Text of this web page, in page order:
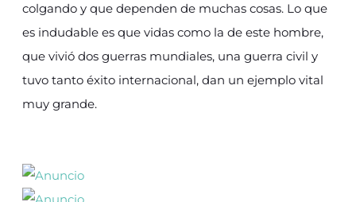
colgando y que dependen de muchas cosas. Lo que
es indudable es que vidas como la de este hombre,
que vivió dos guerras mundiales, una guerra civil y
tuvo tanto éxito internacional, dan un ejemplo vital
muy grande.